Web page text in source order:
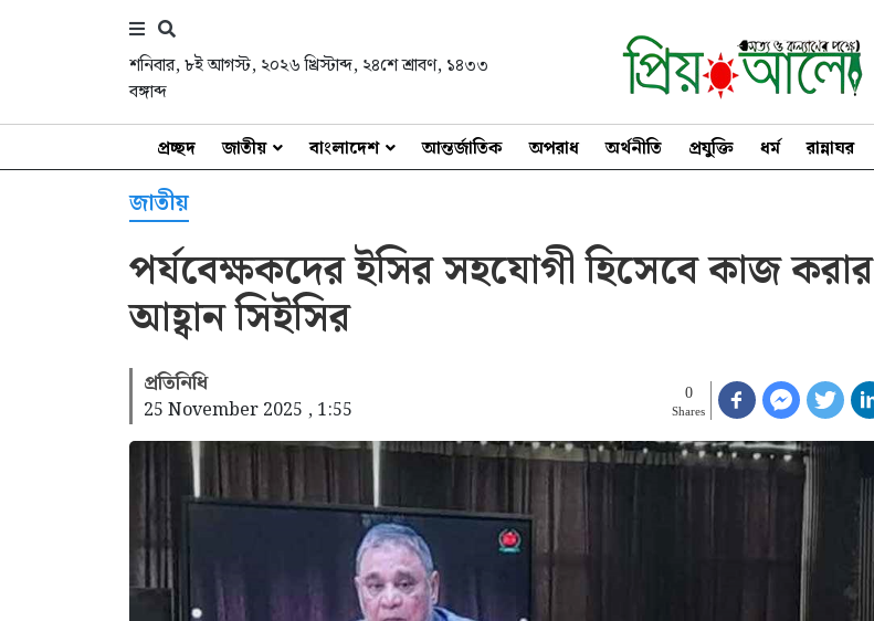
শনিবার,৮ই আগস্ট, ২০২৬ খ্রিস্টাব্দ, ২৪শে শ্রাবণ, ১৪৩৩
বঙ্গাব্দ
প্রচ্ছদ জাতীয় বাংলাদেশ আন্তর্জাতিক অপরাধ অর্থনীতি প্রযুক্তি ধর্ম রান্নাঘর
জাতীয়
পর্যবেক্ষকদের ইসির সহযোগী হিসেবে কাজ করার
আহ্বান সিইসির
প্রতিনিধি
25 November 2025 , 1:55
0
Shares